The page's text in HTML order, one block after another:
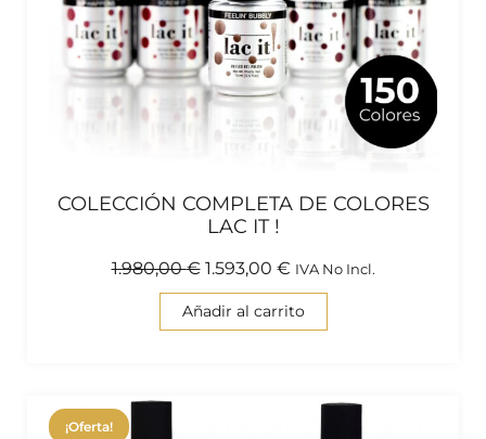
COLECCIÓN COMPLETA DE COLORES
LAC IT !
1.980,00€ 1.593,00 € IVA No Incl.
Añadir al carrito
¡Oferta!